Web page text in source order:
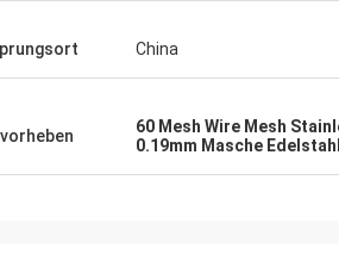
China
60 Mesh Wire Mesh
0.19mm Masche